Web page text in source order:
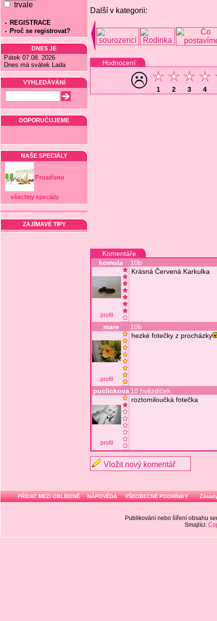
trvale
REGISTRACE
Proč se registrovat?
DNES JE
Pátek 07.08. 2026
Dnes má svátek Lada
VYHLEDÁVÁNÍ
DOPORUČUJEME
NAŠE SPECIÁLY
Prostřeno
všechny speciály
ZAJÍMAVÉ TIPY
Další v kategorii:
Hodnocení
1 2 3 4
Komentáře
komola
10b
profil
Krásná Červená Karkulka
mare 10b
profil
hezké fotečky z procházky
puclickova 10 hvězdiček
profil
roztomiloučká fotečka
Vložit nový komentář
PŘIDAT MEZI OBLÍBENÉ NÁPOVĚDA VŠEOBECNÉ PODMÍNKY
Publikování nebo šíření obsahu
Smajlíci: